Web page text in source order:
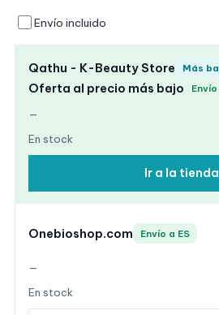
Envío incluido
Qathu - K-Beauty Store Más
Oferta al precio más bajo
—
En stock
Ir a la tienda
Onebioshop.com Envío a ES
—
En stock